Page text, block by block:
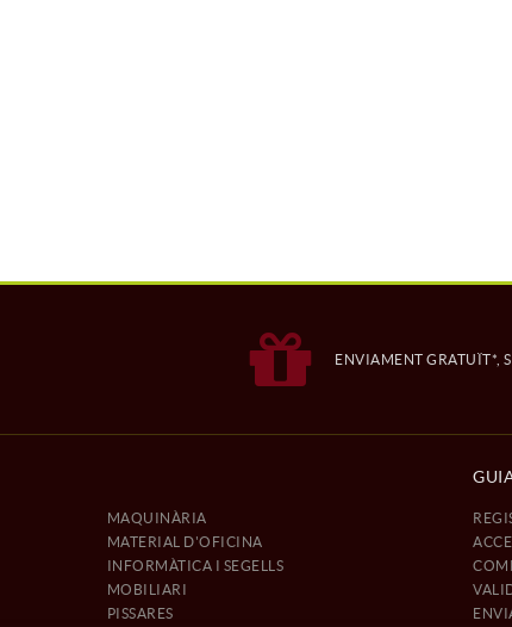
ENVIAMENT GRATUÏT*,
MAQUINÀRIA
MATERIAL D'OFICINA
INFORMÀTICA I SEGELLS
MOBILIARI
PISSARES